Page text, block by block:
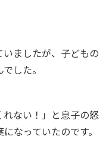
ましたが、子どもの
した。
ない！」と息子の怒
なっていたのです。